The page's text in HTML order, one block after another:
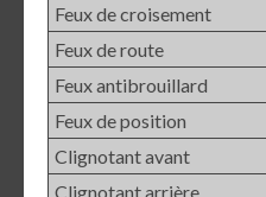
Feux de croisement
Feux de route
Feux antibrouillard
Feux de position
Clignotant avant
Clignotant arrière